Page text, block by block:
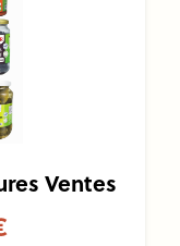
Ventes